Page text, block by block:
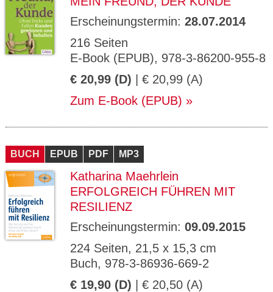
Erscheinungstermin: 28.07.2014
216 Seiten
E-Book (EPUB), 978-3-86200-955-8
€ 20,99 (D) | € 20,99 (A)
Zum E-Book (EPUB)
BUCH EPUB PDF MP3
Katharina Maehrlein
ERFOLGREICH FÜHREN MIT
RESILIENZ
Erscheinungstermin: 09.09.2015
224 Seiten, 21,5 x 15,3 cm
Buch, 978-3-86936-669-2
€ 19,90 (D) | € 20,50 (A)